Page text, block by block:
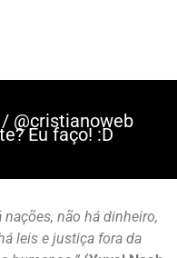
@cristianoweb
Eu faço! :D
não há dinheiro,
leis e justiça fora da